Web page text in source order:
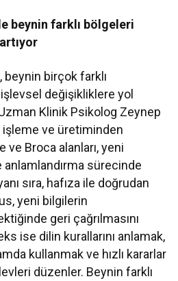
beynin farklı bölgeleri
birçok farklı
değişikliklere yol
Klinik Psikolog Zeynep
işleme ve üretiminden
Broca alanları, yeni
sürecinde
sıra, hafıza ile doğrudan
yeni bilgilerin
geri çağrılmasını
ise dilin kurallarını anlamak,
kullanmak ve hızlı kararlar
düzenler. Beynin farklı